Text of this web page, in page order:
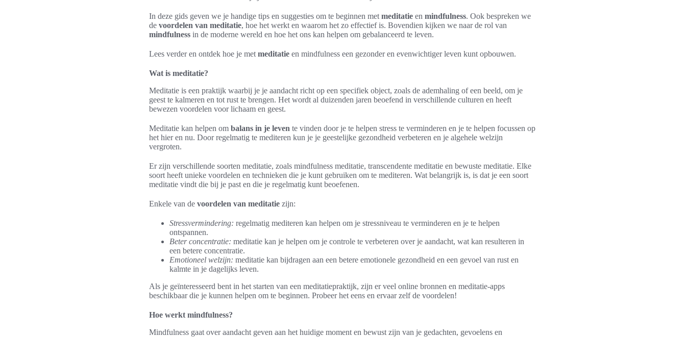
In deze gids geven we je handige tips en suggesties om te beginnen met meditatie en mindfulness. Ook bespreken we
de voordelen van meditatie, hoe het werkt en waarom het zo effectief is. Bovendien kijken we naar de rol van
mindfulness in de moderne wereld en hoe het ons kan helpen om gebalanceerd te leven.
Lees verder en ontdek hoe je met meditatie en mindfulness een gezonder en evenwichtiger leven kunt opbouwen.
Wat is meditatie?
Meditatie is een praktijk waarbij je je aandacht richt op een specifiek object, zoals de ademhaling of een beeld, om je
geest te kalmeren en tot rust te brengen. Het wordt al duizenden jaren beoefend in verschillende culturen en heeft
bewezen voordelen voor lichaam en geest.
Meditatie kan helpen om balans in je leven te vinden door je te helpen stress te verminderen en je te helpen focussen op
het hier en nu. Door regelmatig te mediteren kun je je geestelijke gezondheid verbeteren en je algehele welzijn
vergroten.
Er zijn verschillende soorten meditatie, zoals mindfulness meditatie, transcendente meditatie en bewuste meditatie. Elke
soort heeft unieke voordelen en technieken die je kunt gebruiken om te mediteren. Wat belangrijk is, is dat je een soort
meditatie vindt die bij je past en die je regelmatig kunt beoefenen.
Enkele van de voordelen van meditatie zijn:
Stressvermindering: regelmatig mediteren kan helpen om je stressniveau te verminderen en je te helpen
ontspannen.
Beter concentratie: meditatie kan je helpen om je controle te verbeteren over je aandacht, wat kan resulteren in
een betere concentratie.
Emotioneel welzijn: meditatie kan bijdragen aan een betere emotionele gezondheid en een gevoel van rust en
kalmte in je dagelijks leven.
Als je geïnteresseerd bent in het starten van een meditatiepraktijk, zijn er veel online bronnen en meditatie-apps
beschikbaar die je kunnen helpen om te beginnen. Probeer het eens en ervaar zelf de voordelen!
Hoe werkt mindfulness?
Mindfulness gaat over aandacht geven aan het huidige moment en bewust zijn van je gedachten, gevoelens en